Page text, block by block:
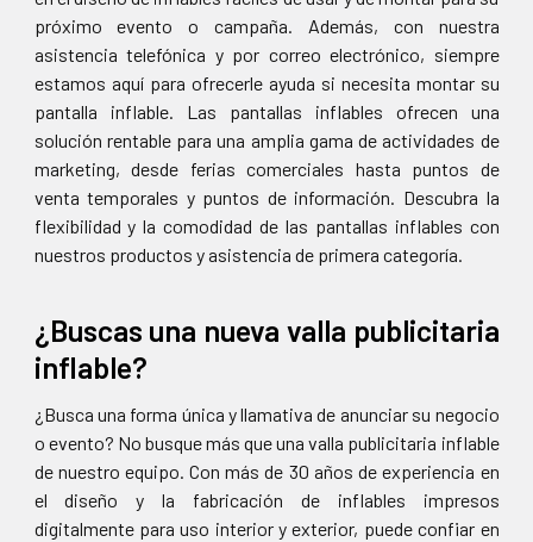
próximo evento o campaña. Además, con nuestra
asistencia telefónica y por correo electrónico, siempre
estamos aquí para ofrecerle ayuda si necesita montar su
pantalla inflable. Las pantallas inflables ofrecen una
solución rentable para una amplia gama de actividades de
marketing, desde ferias comerciales hasta puntos de
venta temporales y puntos de información. Descubra la
flexibilidad y la comodidad de las pantallas inflables con
nuestros productos y asistencia de primera categoría.
¿Buscas una nueva valla publicitaria
inflable?
¿Busca una forma única y llamativa de anunciar su negocio
o evento? No busque más que una valla publicitaria inflable
de nuestro equipo. Con más de 30 años de experiencia en
el diseño y la fabricación de inflables impresos
digitalmente para uso interior y exterior, puede confiar en